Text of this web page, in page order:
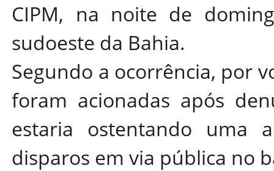
CIPM, na noite de
sudoeste da Bahia.
Segundo a ocorrência, por
foram acionadas após
estaria ostentando uma
disparos em via pública no